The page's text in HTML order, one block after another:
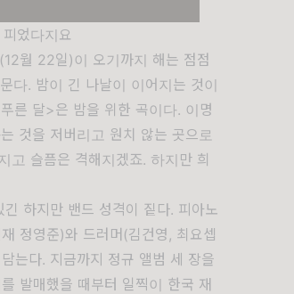
었다지요
월 22일)이 오기까지 해는 점점
다. 밤이 긴 나날이 이어지는 것이
른 달>은 밤을 위한 곡이다. 이명
것을 저버리고 원치 않는 곳으로
고 슬픔은 격해지겠죠. 하지만 희
하지만 밴드 성격이 짙다. 피아노
정영준)와 드러머(김건영, 최요셉
는다. 지금까지 정규 앨범 세 장을
발매했을 때부터 일찍이 한국 재